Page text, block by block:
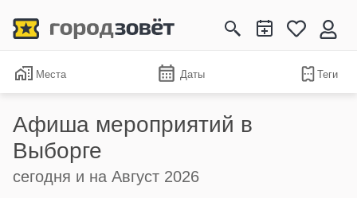
Места Даты Теги
Афиша мероприятий в
Выборге
сегодня и на Август 2026